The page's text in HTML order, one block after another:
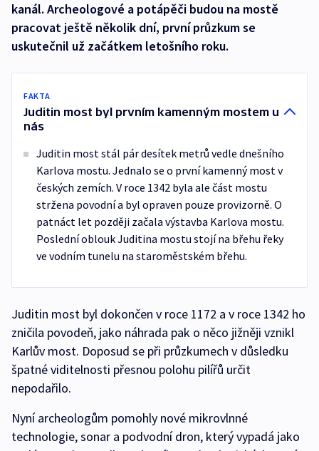
kanál. Archeologové a potápěči budou na mostě
pracovat ještě několik dní, první průzkum se
uskutečnil už začátkem letošního roku.
FAKTA
Juditin most byl prvním kamenným mostem u
nás
Juditin most stál pár desítek metrů vedle dnešního
Karlova mostu. Jednalo se o první kamenný most v
českých zemích. V roce 1342 byla ale část mostu
stržena povodní a byl opraven pouze provizorně. O
patnáct let později začala výstavba Karlova mostu.
Poslední oblouk Juditina mostu stojí na břehu řeky
ve vodním tunelu na staroměstském břehu.
Juditin most byl dokončen v roce 1172 a v roce 1342 ho
zničila povodeň, jako náhrada pak o něco jižněji vznikl
Karlův most. Doposud se při průzkumech v důsledku
špatné viditelnosti přesnou polohu pilířů určit
nepodařilo.
Nyní archeologům pomohly nové mikrovlnné
technologie, sonar a podvodní dron, který vypadá jako